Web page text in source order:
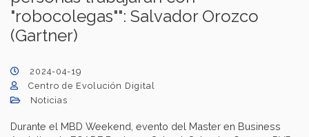
"robocolegas"": Salvador Orozco
(Gartner)
2024-04-19
Centro de Evolución Digital
Noticias
Durante el MBD Weekend, evento del Master en Business